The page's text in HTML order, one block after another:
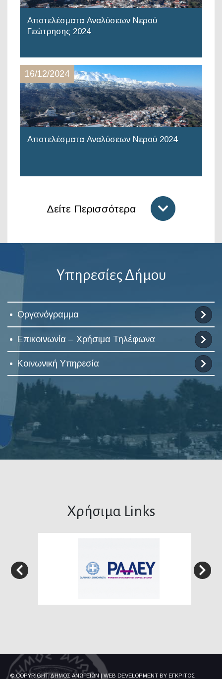
Αποτελέσματα Αναλύσεων Νερού
Γεώτρησης 2024
16/12/2024
Αποτελέσματα Αναλύσεων Νερού 2024
Δείτε Περισσότερα
Υπηρεσίες Δήμου
Οργανόγραμμα
Επικοινωνία – Χρήσιμα Τηλέφωνα
Κοινωνική Υπηρεσία
Χρήσιμα Links
© COPYRIGHT ΔΗΜΟΣ ΑΝΩΓΕΙΩΝ | WEB DEVELOPMENT BY ΕΓΚΡΙΤΟΣ